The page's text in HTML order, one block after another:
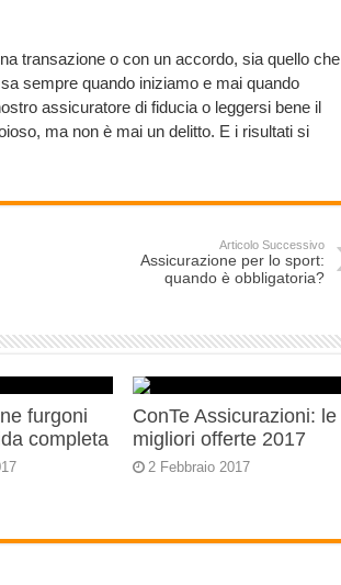
transazione o con un accordo, sia quello che
sempre quando iniziamo e mai quando
assicuratore di fiducia o leggersi bene il
ma non è mai un delitto. E i risultati si
Articolo Successivo
Assicurazione per lo sport:
quando è obbligatoria?
furgoni
completa
ConTe Assicurazioni: le
migliori offerte 2017
2 Febbraio 2017